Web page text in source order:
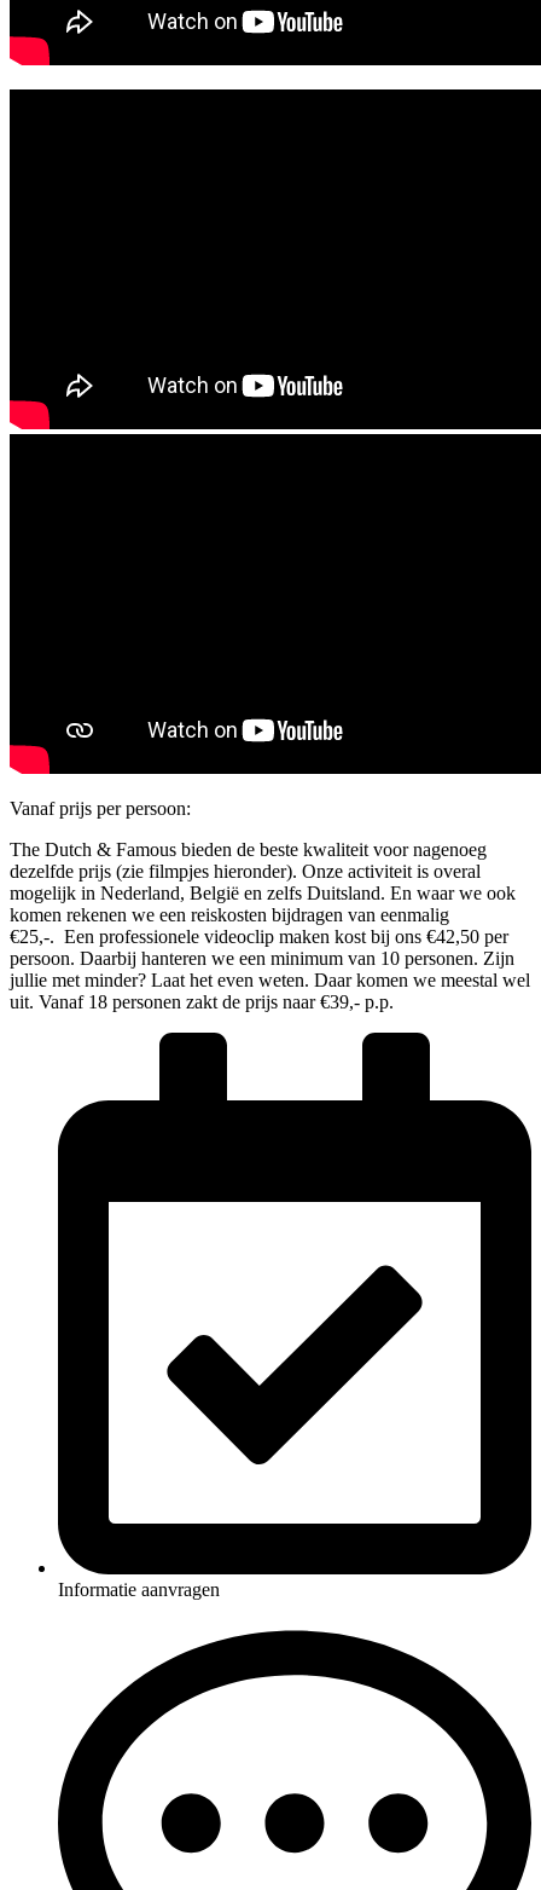
Vanaf prijs per persoon:
The Dutch & Famous bieden de beste kwaliteit voor nagenoeg
dezelfde prijs (zie filmpjes hieronder). Onze activiteit is overal
mogelijk in Nederland, België en zelfs Duitsland. En waar we ook
komen rekenen we een reiskosten bijdragen van eenmalig
€25,-. Een professionele videoclip maken kost bij ons €42,50 per
persoon. Daarbij hanteren we een minimum van 10 personen. Zijn
jullie met minder? Laat het even weten. Daar komen we meestal wel
uit. Vanaf 18 personen zakt de prijs naar €39,- p.p.
Informatie aanvragen